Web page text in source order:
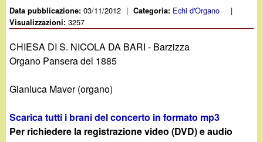
.
g
a
n
i
r
e
r
qui
Data pubblicazione:03/11/2012 | Categoria: Echi d'Organo |
Visualizzazioni:3257
CHIESA DI S. NICOLA DA BARI - Barzizza
Organo Pansera del 1885
Gianluca Maver (organo)
Scarica tutti i brani del concerto in formato mp3
Per richiedere la registrazione video (DVD) e audio